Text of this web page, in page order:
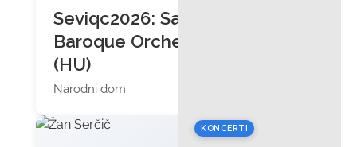
Seviqc2026: Savaria
Baroque Orchestra
(HU)
Narodni dom
KONCERTI